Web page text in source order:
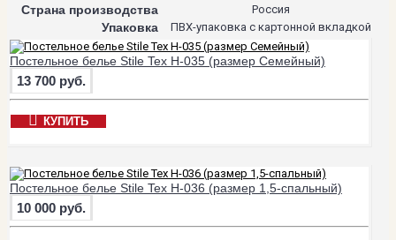
Страна производства Россия
Упаковка ПВХ-упаковка с картонной вкладкой
Постельное белье Stile Tex H-035 (размер Семейный)
13 700 руб.
КУПИТЬ
Постельное белье Stile Tex H-036 (размер 1,5-спальный)
10 000 руб.